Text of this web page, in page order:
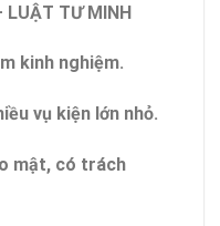
LUẬT TƯ MINH
kinh nghiệm.
vụ kiện lớn nhỏ.
mật, có trách